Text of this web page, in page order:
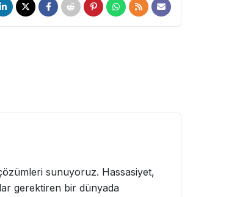
sunuyoruz. Hassasiyet,
gerektiren bir dünyada